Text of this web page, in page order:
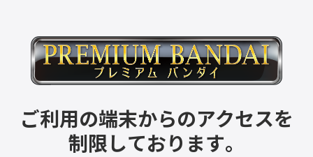
ご利用の端末からのアクセスを
制限しております。